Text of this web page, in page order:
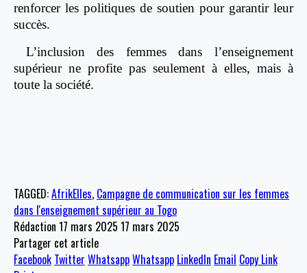
renforcer les politiques de soutien pour garantir leur
succès.
L’inclusion des femmes dans l’enseignement
supérieur ne profite pas seulement à elles, mais à
toute la société.
TAGGED:AfrikElles, Campagne de communication sur les femmes
dans l'enseignement supérieur au Togo
Rédaction 17 mars 2025 17 mars 2025
Partager cet article
Facebook Twitter WhatsappWhatsapp LinkedIn Email Copy Link